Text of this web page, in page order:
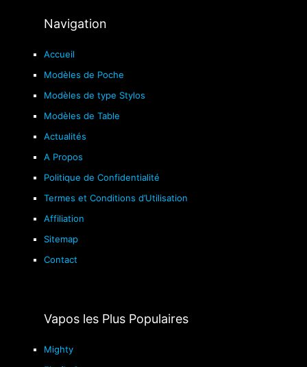
Navigation
Accueil
Modèles de Poche
Modèles de type Stylos
Modèles de Table
Actualités
A Propos
Politique de Confidentialité
Termes et Conditions d’Utilisation
Affiliation
Sitemap
Contact
Vapos les Plus Populaires
Mighty